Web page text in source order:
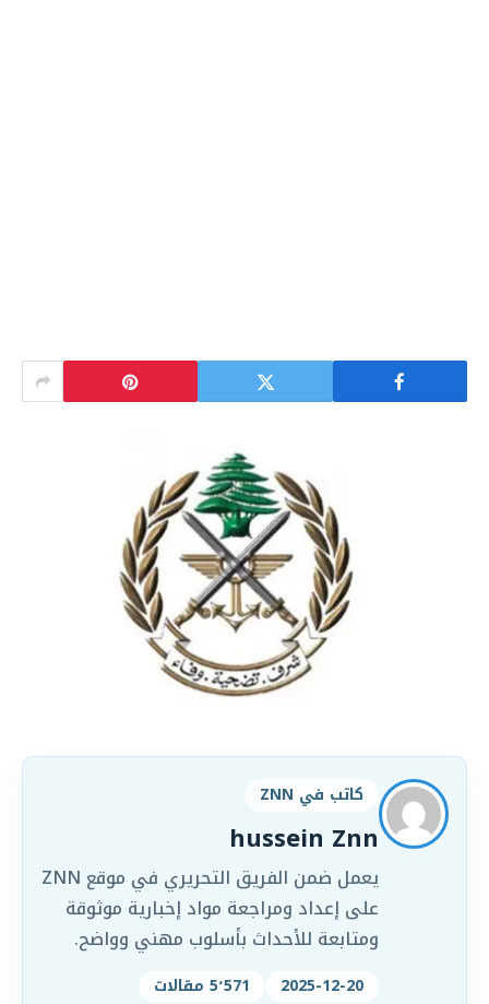
كاتب في ZNN
hussein Znn
يعمل ضمن الفريق التحريري في موقع ZNN
على إعداد ومراجعة مواد إخبارية موثوقة
ومتابعة للأحداث بأسلوب مهني وواضح.
2025-12-20 5٬571 مقالات